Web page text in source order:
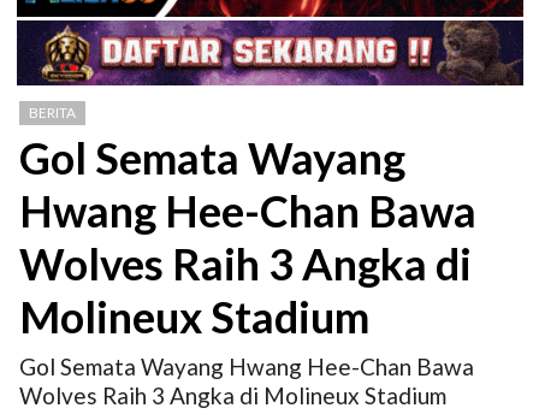
BERITA
Gol Semata Wayang
Hwang Hee-Chan Bawa
Wolves Raih 3 Angka di
Molineux Stadium
Gol Semata Wayang Hwang Hee-Chan Bawa
Wolves Raih 3 Angka di Molineux Stadium